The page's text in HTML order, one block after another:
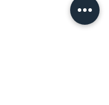
- Trela Normal TPU
- Trela Multi TPU